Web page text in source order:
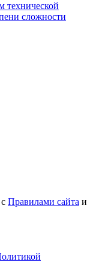
технической
сложности
Правилами сайта и